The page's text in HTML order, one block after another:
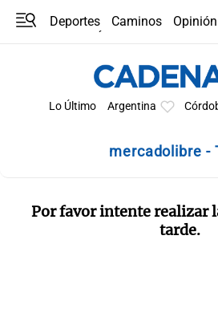
Deportes Caminos
Opinión
Lo Último Argentina
mercadolibre -
Por favor intente realizar
tarde.